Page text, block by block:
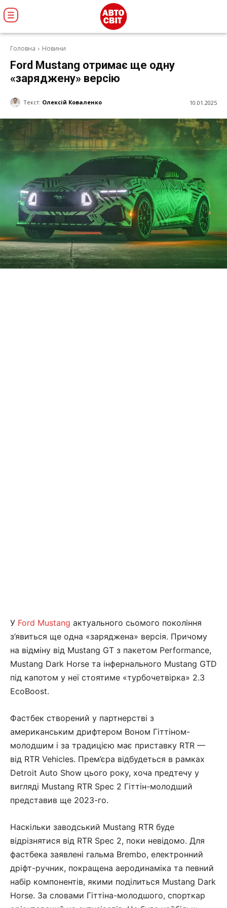
Головна Новини
Ford Mustang отримає ще одну
«заряджену» версію
Текст: Олексій Коваленко 10.01.2025
У Ford Mustang актуального сьомого покоління
з’явиться ще одна «заряджена» версія. Причому
на відміну від Mustang GT з пакетом Performance,
Mustang Dark Horse та інфернального Mustang GTD
під капотом у неї стоятиме «турбочетвірка» 2.3
EcoBoost.
Фастбек створений у партнерстві з
американським дрифтером Воном Гіттіном-
молодшим і за традицією має приставку RTR —
від RTR Vehicles. Прем’єра відбудеться в рамках
Detroit Auto Show цього року, хоча предтечу у
вигляді Mustang RTR Spec 2 Гіттін-молодший
представив ще 2023-го.
Наскільки заводський Mustang RTR буде
відрізнятися від RTR Spec 2, поки невідомо. Для
фастбека заявлені гальма Brembo, електронний
дріфт-ручник, покращена аеродинаміка та певний
набір компонентів, якими поділиться Mustang Dark
Horse. За словами Гіттіна-молодшого, спорткар